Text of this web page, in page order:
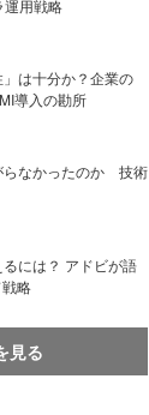
運用戦略
は十分か？企業の
導入の勘所
らなかったのか 技術
るには？ アドビが語
略
見る